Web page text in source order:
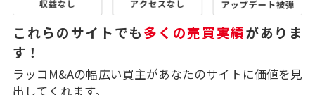
これらのサイトでも多くの売買実績がありま
す！
ラッコM&Aの幅広い買主があなたのサイトに価値を見
出してくれます。